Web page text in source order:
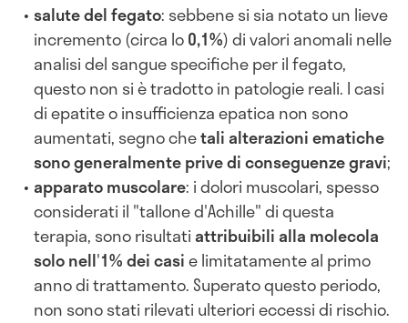
salute del fegato: sebbene si sia notato un lieve
incremento (circa lo0,1%) di valori anomali nelle
analisi del sangue specifiche per il fegato,
questo non si è tradotto in patologie reali. I casi
di epatite o insufficienza epatica non sono
aumentati, segno chetali alterazioni ematiche
sono generalmente prive di conseguenze gravi;
apparato muscolare: i dolori muscolari, spesso
considerati il "tallone d'Achille" di questa
terapia, sono risultatiattribuibili alla molecola
solo nell'1% dei casie limitatamente al primo
anno di trattamento. Superato questo periodo,
non sono stati rilevati ulteriori eccessi di rischio.